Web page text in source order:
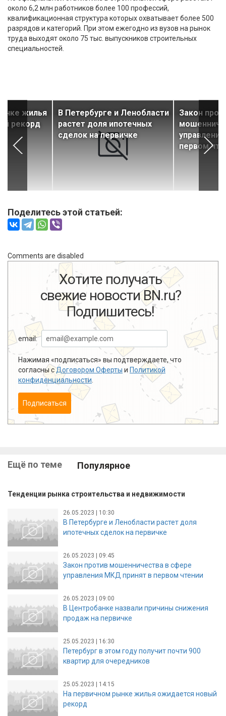
около 6,2 млн работников более 100 профессий,
квалификационная структура которых охватывает более 500
разрядов и категорий. При этом ежегодно из вузов на рынок
труда выходят около 75 тыс. выпускников строительных
специальностей.
жилья
рекорд
В Петербурге и Ленобласти
растет доля ипотечных
сделок на первичке
Закон
первом
Поделитесь этой статьей:
Comments are disabled
Хотите получать
свежие новости BN.ru?
Подпишитесь!
email:
Нажимая «подписаться» вы подтверждаете, что
согласны сДоговором Оферты и Политикой
конфиденциальности
Подписаться
Ещё по теме Популярное
Тенденции рынка строительства и недвижимости
26.05.2023 | 10:30
В Петербурге и Ленобласти растет доля
ипотечных сделок на первичке
26.05.2023 | 09:45
Закон против мошенничества в сфере
управления МКД принят в первом чтении
26.05.2023 | 09:00
В Центробанке назвали причины снижения
продаж на первичке
25.05.2023 | 16:30
Петербург в этом году получит почти 900
квартир для очередников
25.05.2023 | 14:15
На первичном рынке жилья ожидается новый
рекорд